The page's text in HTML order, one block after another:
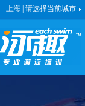
上海 | 请选择当前城市